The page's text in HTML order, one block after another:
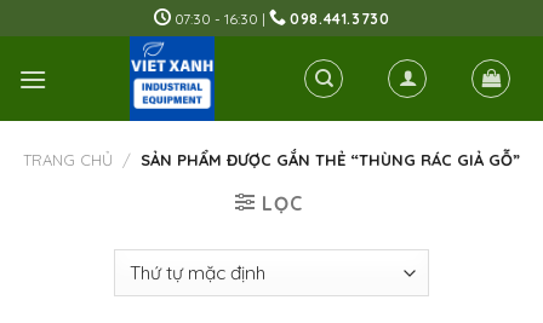
to
content
07:30 - 16:30 | 098.441.3730
TRANG CHỦ / SẢN PHẨM ĐƯỢC GẮN THẺ “THÙNG RÁC GIẢ GỖ”
LỌC